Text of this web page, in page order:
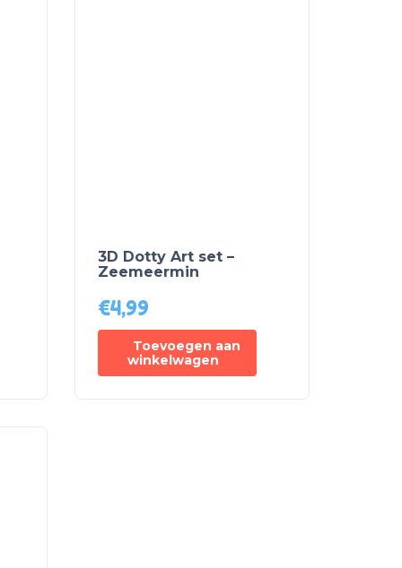
3D Dotty Art set –
Zeemeermin
€4,99
Toevoegen aan
winkelwagen